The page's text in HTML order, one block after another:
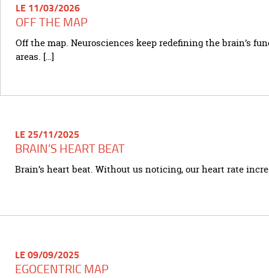
LE 11/03/2026
OFF THE MAP
Off the map. Neurosciences keep redefining the brain’s
areas. […]
LE 25/11/2025
BRAIN’S HEART BEAT
Brain’s heart beat. Without us noticing, our heart rate
LE 09/09/2025
EGOCENTRIC MAP